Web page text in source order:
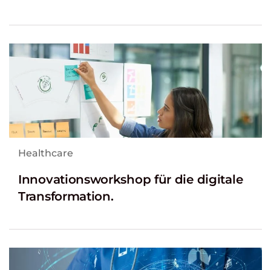
Healthcare
Innovationsworkshop für die digitale
Transformation.